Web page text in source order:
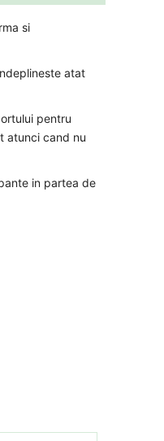
si
atat
pentru
atunci cand nu
in partea de